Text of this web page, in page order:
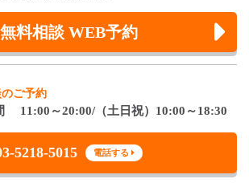
無料相談 WEB予約
ご予約
11:00～20:00/（土日祝）10:00～18:30
5218-5015 電話する